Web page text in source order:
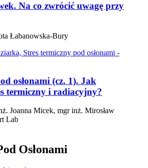
Na co zwrócić uwagę przy
Łabanowska-Bury
osłonami (cz. 1). Jak
termiczny i radiacyjny?
Joanna Micek, mgr inż. Mirosław
Lab
Osłonami